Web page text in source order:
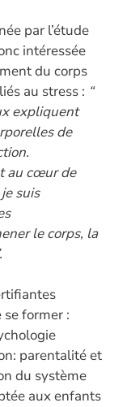
par l’étude
intéressée
du corps
au stress : “
expliquent
de
au cœur de
suis
le corps, la
se former :
parentalité et
du système
aux enfants